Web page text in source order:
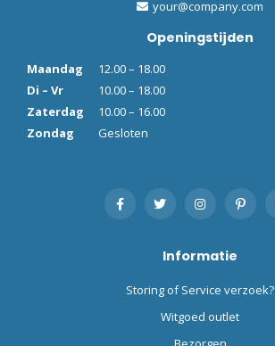
your@company.com
Openingstijden
Maandag
12.00 – 18.00
Di – Vr
10.00 – 18.00
Zaterdag
10.00 – 16.00
Zondag
Gesloten
Informatie
Storing of Service verzoek?
Witgoed outlet